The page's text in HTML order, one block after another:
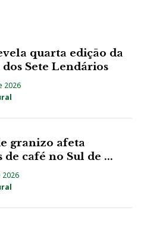
quarta edição da
Sete Lendários
2026
granizo afeta
de café no Sul de ...
2026